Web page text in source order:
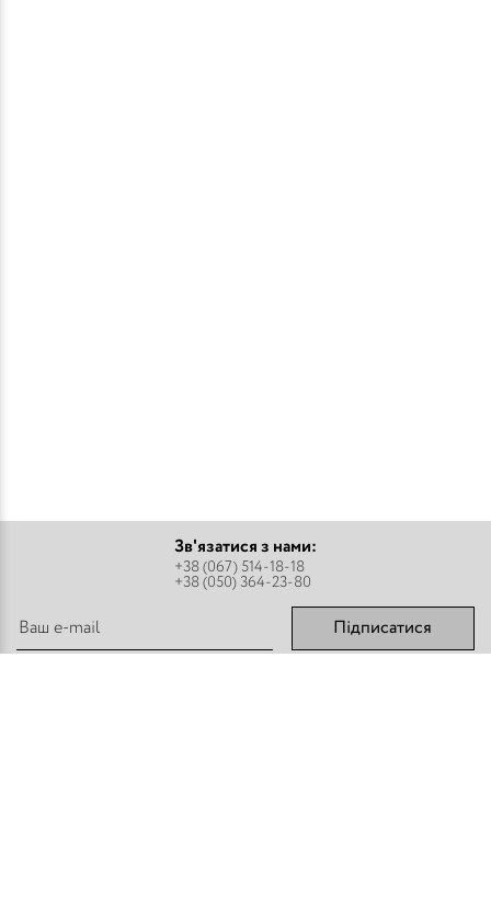
Зв'язатися з нами:
+38 (067) 514-18-18
+38 (050) 364-23-80
Підписатися